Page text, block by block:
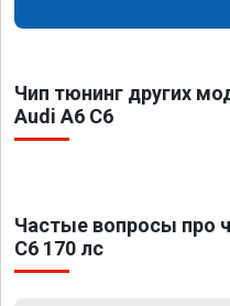
Чип тюнинг других
Audi A6 C6
Частые вопросы про
C6 170 лс